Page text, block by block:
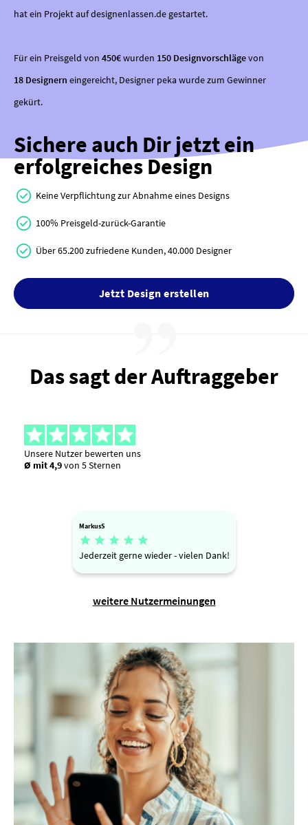
hat ein Projekt auf designenlassen.de gestartet.
Für ein Preisgeld von 450€wurden 150 Designvorschlägevon
18 Designern eingereicht, Designer peka wurde zum Gewinner
gekürt.
Sichere auch Dir jetzt ein
erfolgreiches Design
Keine Verpflichtung zur Abnahme eines Designs
100% Preisgeld-zurück-Garantie
Über 65.200 zufriedene Kunden, 40.000 Designer
Jetzt Design erstellen
Das sagt der Auftraggeber
Unsere Nutzer bewerten uns
Ø mit 4,9von 5 Sternen
MarkusS
    
Jederzeit gerne wieder - vielen Dank!
weitere Nutzermeinungen